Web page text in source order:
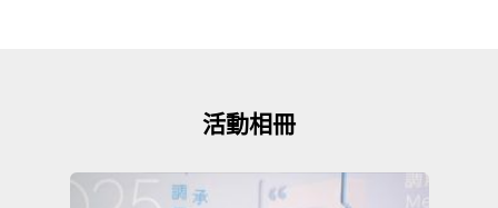
活動相冊